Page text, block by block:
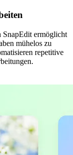
SnapEdit ermöglicht
mühelos zu
repetitive